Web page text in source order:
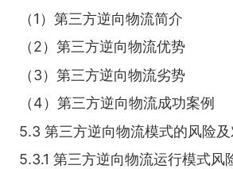
（1）第三方逆向物流简介
（2）第三方逆向物流优势
（3）第三方逆向物流劣势
（4）第三方逆向物流成功案例
5.3 第三方逆向物流模式的风险
5.3.1 第三方逆向物流运行模式风